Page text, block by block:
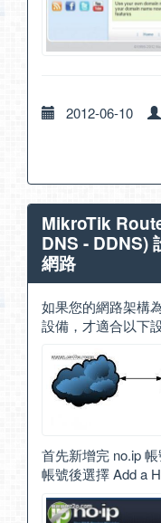
2012-06-10
MikroTik
DNS - DDNS)
網路
如果您的網路架構
設備，才適合以下
首先新增完 no.ip
帳號後選擇 Add a